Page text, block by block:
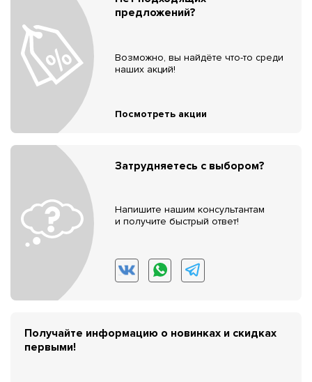
предложений?
Возможно, вы найдёте что-то среди
наших акций!
Посмотреть акции
Затрудняетесь с выбором?
Напишите нашим консультантам
и получите быстрый ответ!
Получайте информацию о новинках и скидках
первыми!